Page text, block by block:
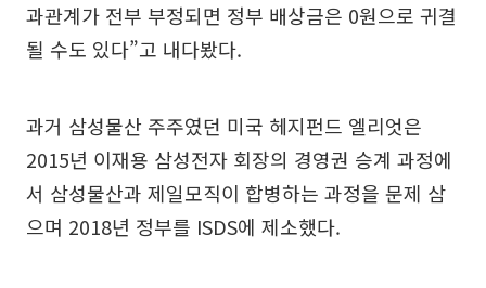
과관계가 전부 부정되면 정부 배상금은 0원으로 귀결
될 수도 있다”고 내다봤다.
과거 삼성물산 주주였던 미국 헤지펀드 엘리엇은
2015년 이재용 삼성전자 회장의 경영권 승계 과정에
서 삼성물산과 제일모직이 합병하는 과정을 문제 삼
으며 2018년 정부를 ISDS에 제소했다.